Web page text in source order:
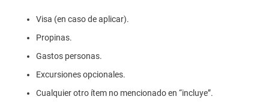
Visa (en caso de aplicar).
Propinas.
Gastos personas.
Excursiones opcionales.
Cualquier otro ítem no mencionado en “incluye”.